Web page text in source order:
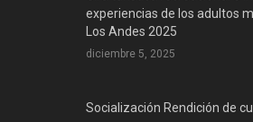
experiencias de los adultos
Los Andes 2025
diciembre 5, 2025
Socialización Rendición de